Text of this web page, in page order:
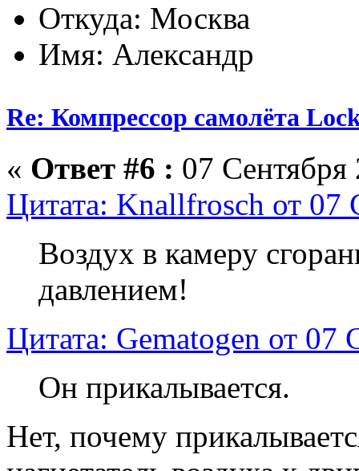
Откуда: Москва
Имя: Александр
Re: Компрессор самолёта
« Ответ #6 : 07
Цитата: Knallfrosch от 07
Воздух в камеру
давлением!
Цитата: Gematogen от 07
Он прикалывается.
Нет, почему